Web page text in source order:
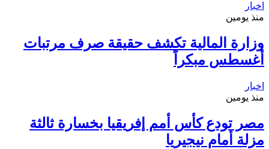
اخبار
منذ يومين
وزارة المالية تكشف حقيقة صرف مرتبات
أغسطس مبكراً
اخبار
منذ يومين
مصر تودع كأس أمم إفريقيا بخسارة ثالثة
مزلة أمام نيجيريا